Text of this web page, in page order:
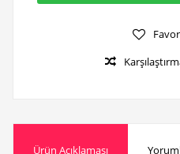
Ürün Açıklaması